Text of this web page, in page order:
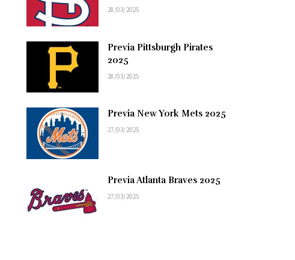
28/03/2025
Previa Pittsburgh Pirates
2025
28/03/2025
Previa New York Mets 2025
27/03/2025
Previa Atlanta Braves 2025
27/03/2025